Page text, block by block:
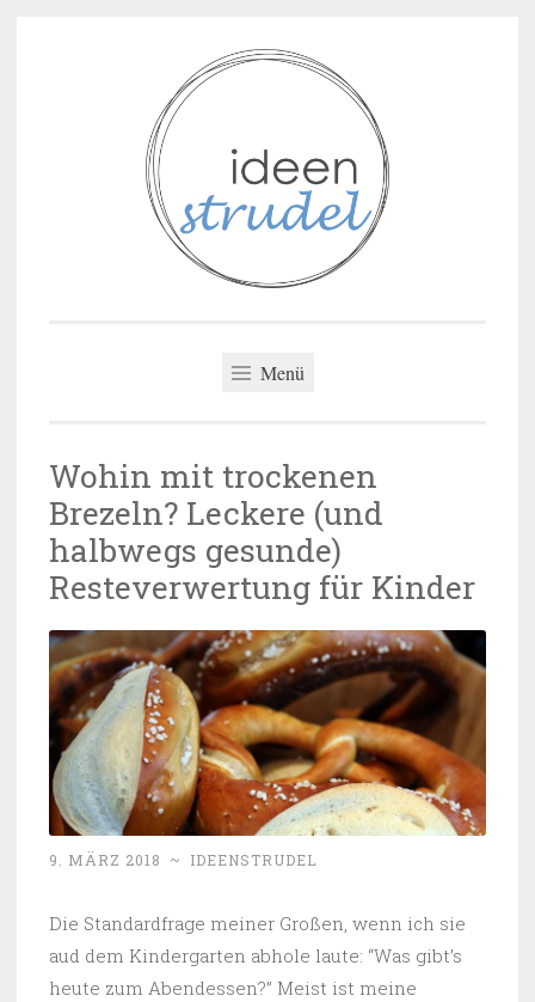
Menü
Wohin mit trockenen
Brezeln? Leckere (und
halbwegs gesunde)
Resteverwertung für Kinder
9. MÄRZ 2018 ~ IDEENSTRUDEL
Die Standardfrage meiner Großen, wenn ich sie
aud dem Kindergarten abhole laute: “Was gibt’s
heute zum Abendessen?” Meist ist meine